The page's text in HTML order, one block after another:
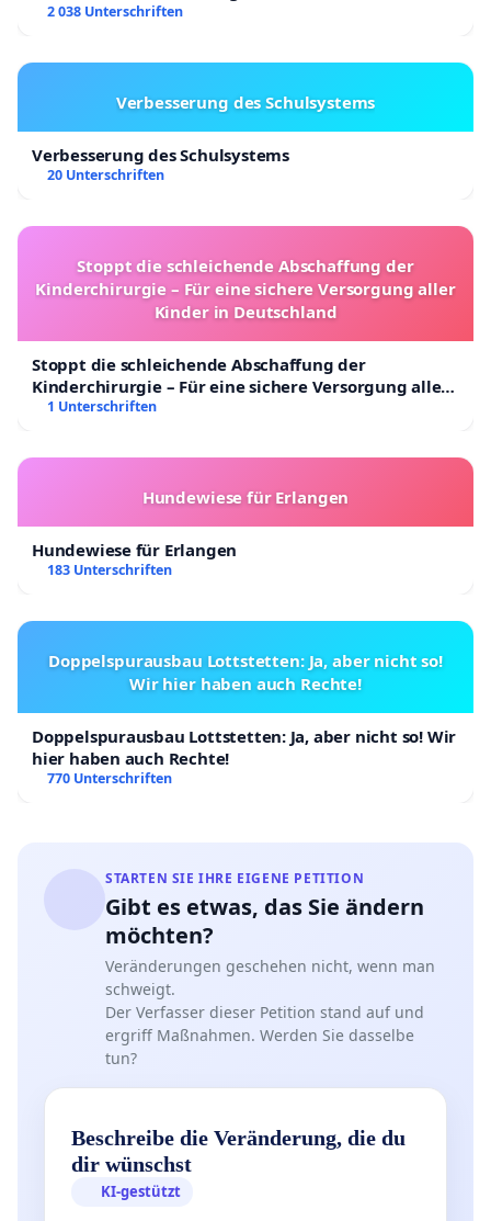
2 038 Unterschriften
Verbesserung des Schulsystems
Verbesserung des Schulsystems
20 Unterschriften
Stoppt die schleichende Abschaffung der
Kinderchirurgie – Für eine sichere Versorgung aller
Kinder in Deutschland
Stoppt die schleichende Abschaffung der
Kinderchirurgie – Für eine sichere Versorgung aller
Kinder in Deutschland
1 Unterschriften
Hundewiese für Erlangen
Hundewiese für Erlangen
183 Unterschriften
Doppelspurausbau Lottstetten: Ja, aber nicht so!
Wir hier haben auch Rechte!
Doppelspurausbau Lottstetten: Ja, aber nicht so! Wir
hier haben auch Rechte!
770 Unterschriften
STARTEN SIE IHRE EIGENE PETITION
Gibt es etwas, das Sie ändern
möchten?
Veränderungen geschehen nicht, wenn man
schweigt.
Der Verfasser dieser Petition stand auf und
ergriff Maßnahmen. Werden Sie dasselbe
tun?
Beschreibe die Veränderung, die du
dir wünschst
KI-gestützt